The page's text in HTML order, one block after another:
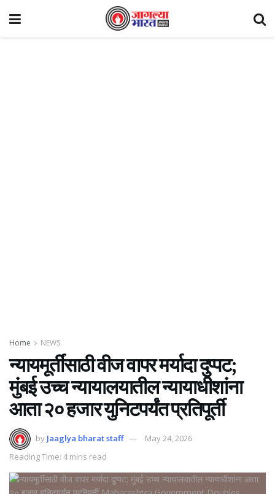
Home NEWS
न्यायमूर्तींसाठी वीज वापर मर्यादा दुप्पट;
मुंबई उच्च न्यायालयातील न्यायाधीशांना
आता २० हजार युनिटपर्यंत प्रतिपूर्ती
by Jaaglya bharat staff
May 24, 2026
Reading Time: 4 mins read